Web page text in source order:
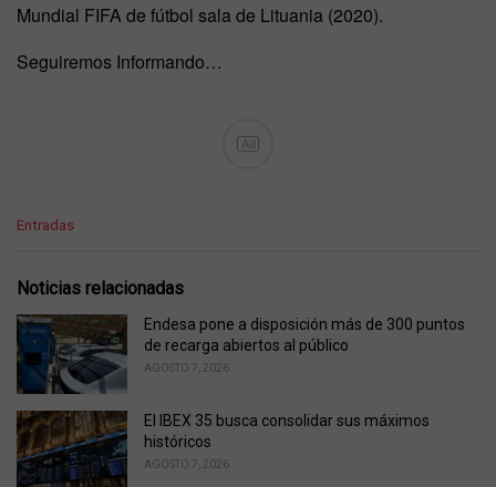
Mundial FIFA de fútbol sala de Lituania (2020).
Seguiremos Informando…
Ad
C
e
o
r
i
:
Entradas
Noticias relacionadas
Endesa pone a disposición más de 300 puntos
de recarga abiertos al público
AGOSTO 7, 2026
El IBEX 35 busca consolidar sus máximos
históricos
AGOSTO 7, 2026